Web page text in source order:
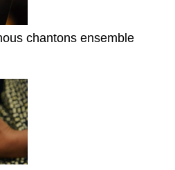
chantons ensemble